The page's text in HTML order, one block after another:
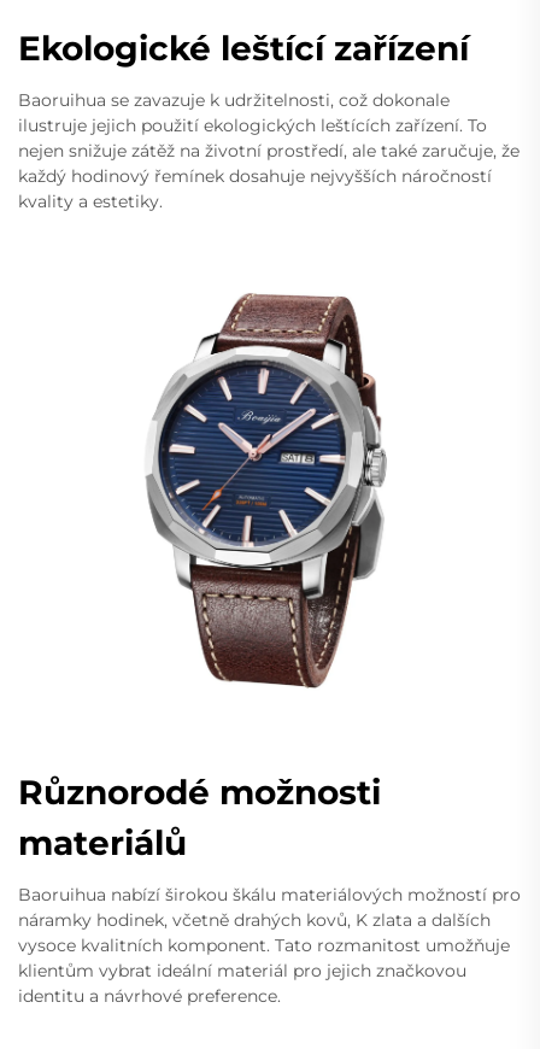
Ekologické leštící zařízení
Baoruihua se zavazuje k udržitelnosti, což dokonale
ilustruje jejich použití ekologických leštících zařízení. To
nejen snižuje zátěž na životní prostředí, ale také zaručuje, že
každý hodinový řemínek dosahuje nejvyšších náročností
kvality a estetiky.
Různorodé možnosti
materiálů
Baoruihua nabízí širokou škálu materiálových možností pro
náramky hodinek, včetně drahých kovů, K zlata a dalších
vysoce kvalitních komponent. Tato rozmanitost umožňuje
klientům vybrat ideální materiál pro jejich značkovou
identitu a návrhové preference.